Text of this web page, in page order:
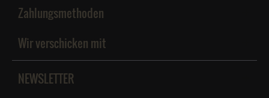
Zahlungsmethoden
Wir verschicken mit
NEWSLETTER